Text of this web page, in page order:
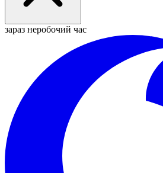
зараз неробочий час